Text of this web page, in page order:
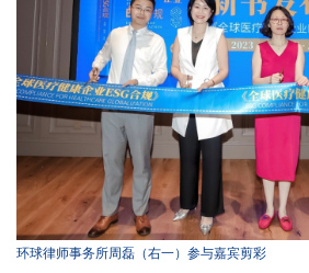
环球律师事务所周磊（右一）参与嘉宾剪彩